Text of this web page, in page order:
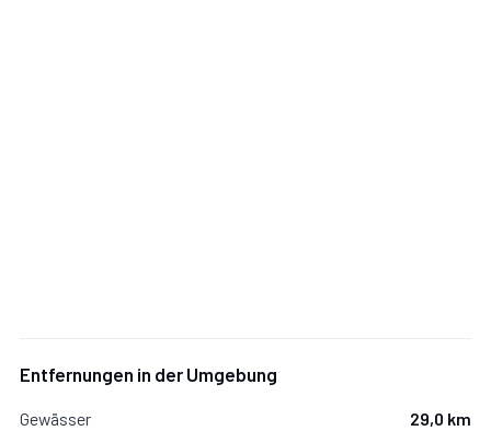
Entfernungen in der Umgebung
Gewässer 29,0 km